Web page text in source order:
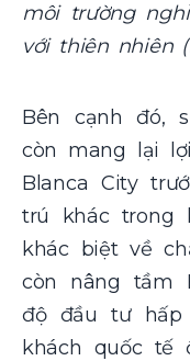
môi trường
với thiên nhiên
Bên cạnh đó,
còn mang lại
Blanca City
trú khác trong
khác biệt về
còn nâng tầm
độ đầu tư hấp
khách quốc tế